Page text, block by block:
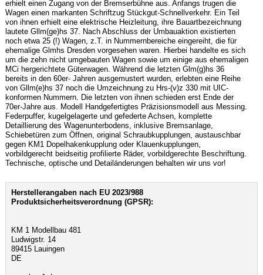
erhielt einen Zugang von der Bremserbühne aus. Anfangs trugen die
Wagen einen markanten Schriftzug Stückgut-Schnellverkehr. Ein Teil
von ihnen erhielt eine elektrische Heizleitung, ihre Bauartbezeichnung
lautete Gllm(ge)hs 37. Nach Abschluss der Umbauaktion existierten
noch etwa 25 (!) Wagen, z.T. in Nummernbereiche eingereiht, die für
ehemalige Glmhs Dresden vorgesehen waren. Hierbei handelte es sich
um die zehn nicht umgebauten Wagen sowie um einige aus ehemaligen
MCi hergerichtete Güterwagen. Während die letzten Glm(g)hs 36
bereits in den 60er- Jahren ausgemustert wurden, erlebten eine Reihe
von Gllm(e)hs 37 noch die Umzeichnung zu Hrs-(v)z 330 mit UIC-
konformen Nummern. Die letzten von ihnen schieden erst Ende der
70er-Jahre aus. Modell Handgefertigtes Präzisionsmodell aus Messing.
Federpuffer, kugelgelagerte und gefederte Achsen, komplette
Detaillierung des Wagenunterbodens, inklusive Bremsanlage,
Schiebetüren zum Öffnen, original Schraubkupplungen, austauschbar
gegen KM1 Dopelhakenkupplung oder Klauenkupplungen,
vorbildgerecht beidseitig profilierte Räder, vorbildgerechte Beschriftung.
Technische, optische und Detailänderungen behalten wir uns vor!
Herstellerangaben nach EU 2023/988
Produktsicherheitsverordnung (GPSR):
KM 1 Modellbau 481
Ludwigstr. 14
89415 Lauingen
DE